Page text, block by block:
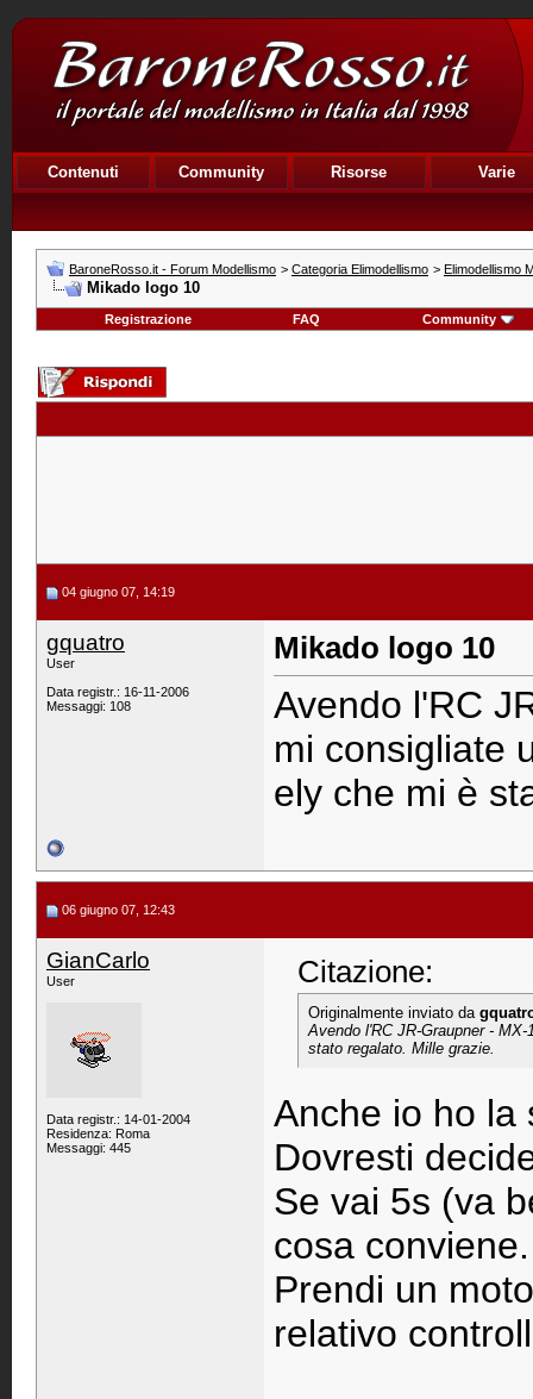
Contenuti Community Risorse Varie
BaroneRosso.it - Forum Modellismo > Categoria Elimodellismo > Elimodellismo
Mikado logo 10
Registrazione FAQ Community
04 giugno 07, 14:19
gquatro
User
Data registr.: 16-11-2006
Messaggi: 108
Mikado logo 10
Avendo l'RC
mi consigliate
ely che mi è
06 giugno 07, 12:43
GianCarlo
User
Data registr.: 14-01-2004
Residenza: Roma
Messaggi: 445
Citazione:
Originalmente inviato da
Avendo l'RC JR-Graupner -
stato regalato. Mille grazie.
Anche io ho la
Dovresti
Se vai 5s (va
cosa
Prendi un
relativo